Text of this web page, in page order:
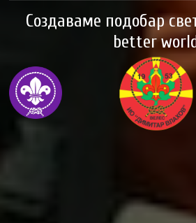
Создаваме подобар
better